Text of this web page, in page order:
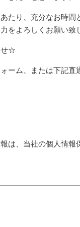
たり、充分なお時
をよろしくお願い致
せ☆
ーム、または下記
は、当社の個人情報